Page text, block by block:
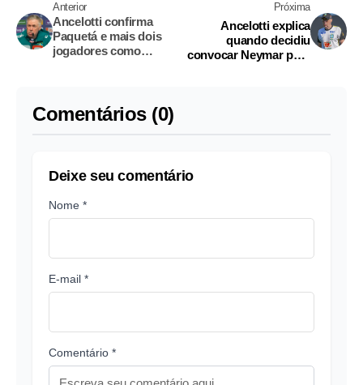
Anterior
Ancelotti confirma
Paquetá e mais dois
jogadores como
Próxima
Ancelotti explica
quando decidiu
convocar Neymar para
Comentários (0)
Deixe seu comentário
Nome *
E-mail *
Comentário *